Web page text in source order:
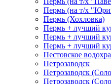
Пермь (на т/х
Пермь (Хохловка)
Пермь + лучший
Пермь + лучший
Пермь + лучший
Пестовское
Петрозаводск
Петрозаводск
Петрозаводск